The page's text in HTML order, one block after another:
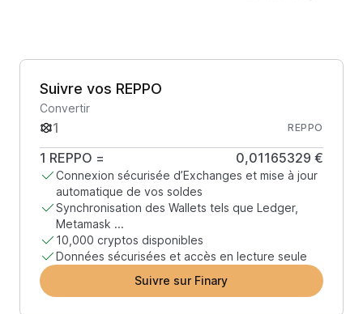
Suivre vos REPPO
Convertir
REPPO
1 REPPO = 0,01165329 €
Connexion sécurisée d’Exchanges et mise à jour
automatique de vos soldes
Synchronisation des Wallets tels que Ledger,
Metamask ...
10,000 cryptos disponibles
Données sécurisées et accès en lecture seule
Suivre sur Finary